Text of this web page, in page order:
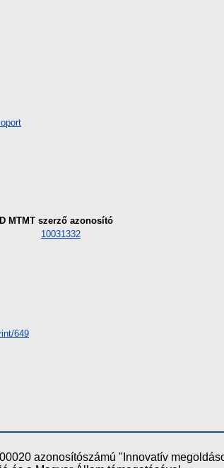
MTMT szerző azonosító
10031332
649
azonosítószámú "Innovatív